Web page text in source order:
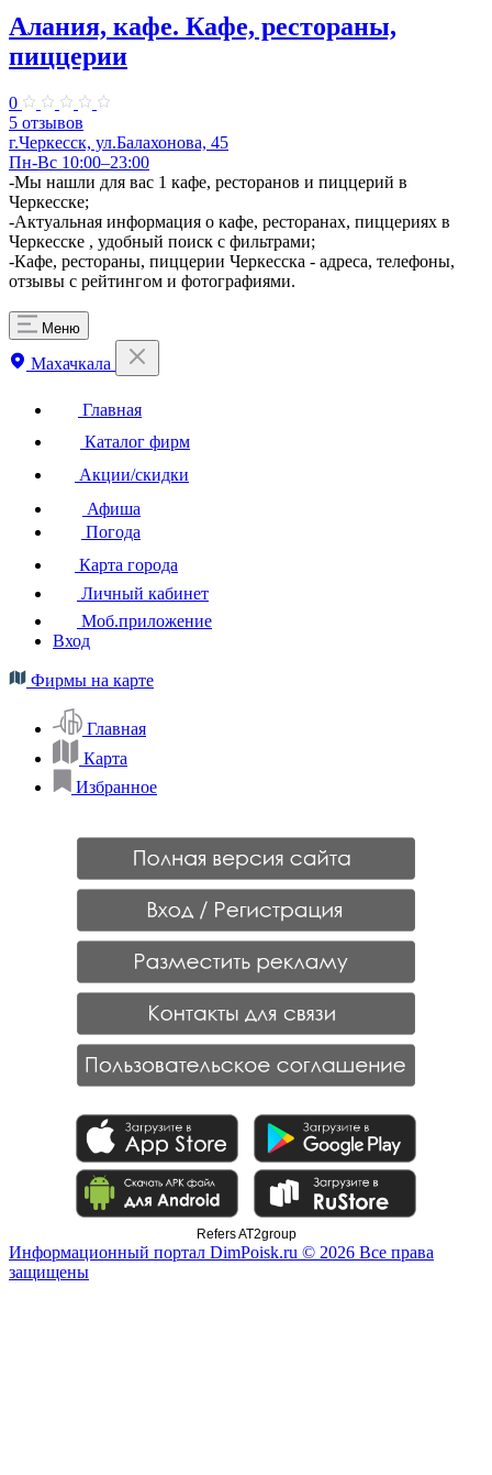
Алания, кафе. Кафе, рестораны,
пиццерии
0
5 отзывов
г.Черкесск, ул.Балахонова, 45
Пн-Вс 10:00–23:00
-Мы нашли для вас 1 кафе, ресторанов и пиццерий в
Черкесске;
-Актуальная информация о кафе, ресторанах, пиццериях в
Черкесске , удобный поиск с фильтрами;
-Кафе, рестораны, пиццерии Черкесска - адреса, телефоны,
отзывы с рейтингом и фотографиями.
Меню
Махачкала
Главная
Каталог фирм
Акции/скидки
Афиша
Погода
Карта города
Личный кабинет
Моб.приложение
Вход
Фирмы на карте
Главная
Карта
Избранное
Refers AT2group
Информационный портал DimPoisk.ru © 2026 Все права
защищены